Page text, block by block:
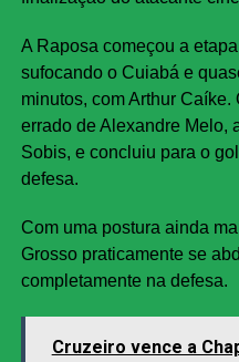
A Raposa começou a
sufocando o Cuiabá e
minutos, com Arthur
errado de Alexandre Melo,
Sobis, e concluiu para o
defesa.
Com uma postura ainda
Grosso praticamente se
completamente na defesa.
Cruzeiro vence a